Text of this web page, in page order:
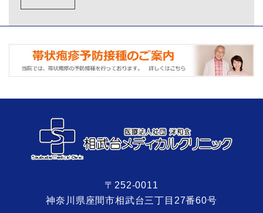
〒252-0011
神奈川県座間市相武台三丁目27番60号